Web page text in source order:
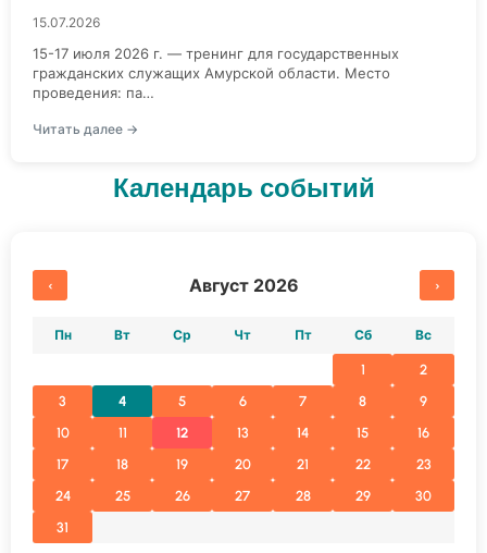
15.07.2026
15-17 июля 2026 г. — тренинг для государственных
гражданских служащих Амурской области. Место
проведения: па…
Читать далее →
Календарь событий
‹ Август 2026 ›
Пн Вт Ср Чт Пт Сб Вс
1
2
3
4 5 6 7 8
9
10
11 12 13 14 15
16
17
18 19 20 21 22
23
24
25 26 27 28 29
30
31